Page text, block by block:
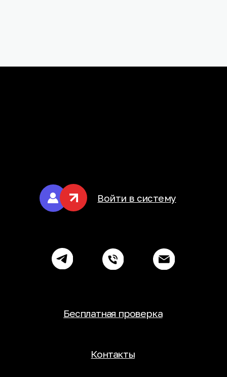
Политика конфиденциальности
Бесплатная проверка
Контакты